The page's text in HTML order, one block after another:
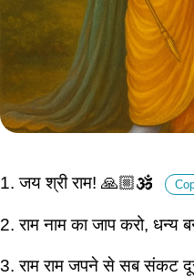
1. जय श्री राम! 🙏🏼🕉️
2. राम नाम का जाप करो, धन्य
3. राम राम जपने से सब संकट